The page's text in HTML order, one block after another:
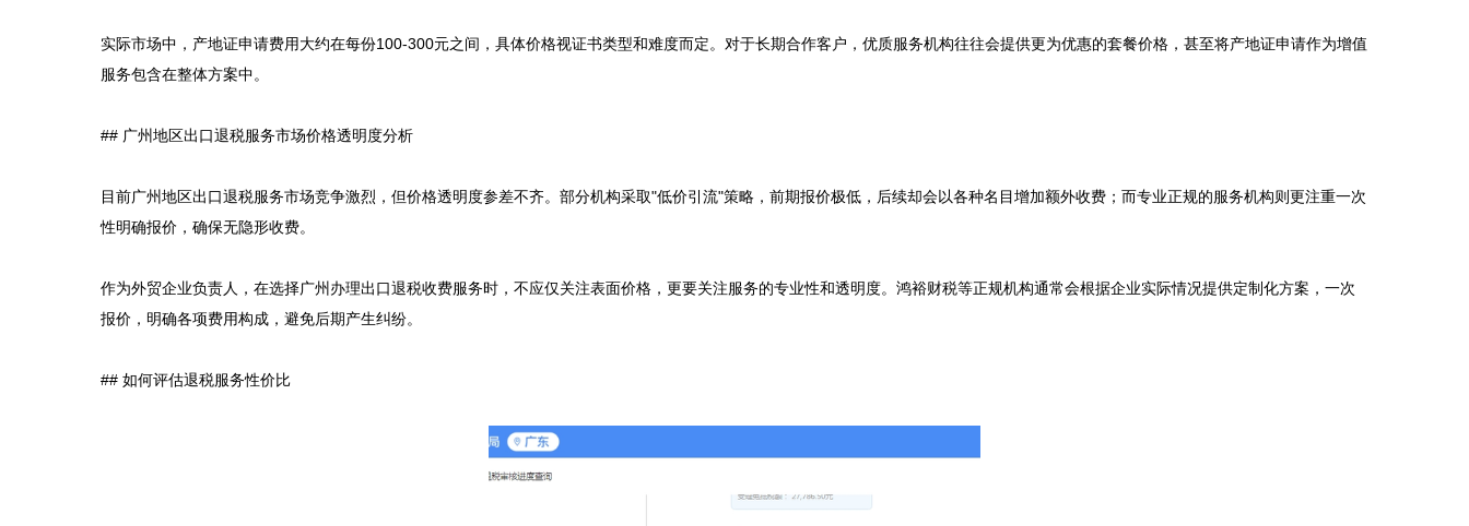
实际市场中，产地证申请费用大约在每份100-300元之间，具体价格视证书类型和难度而定。对于长期合作客户，优质服务机构往往会提供更为优惠的套餐价格，甚至将产地证申请作为增值
服务包含在整体方案中。
## 广州地区出口退税服务市场价格透明度分析
目前广州地区出口退税服务市场竞争激烈，但价格透明度参差不齐。部分机构采取"低价引流"策略，前期报价极低，后续却会以各种名目增加额外收费；而专业正规的服务机构则更注重一次
性明确报价，确保无隐形收费。
作为外贸企业负责人，在选择广州办理出口退税收费服务时，不应仅关注表面价格，更要关注服务的专业性和透明度。鸿裕财税等正规机构通常会根据企业实际情况提供定制化方案，一次
报价，明确各项费用构成，避免后期产生纠纷。
## 如何评估退税服务性价比